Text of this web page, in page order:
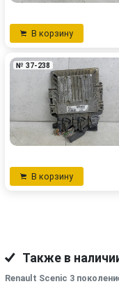
В корзину
№ 37-238
В корзину
Также в
Renault Scenic 3